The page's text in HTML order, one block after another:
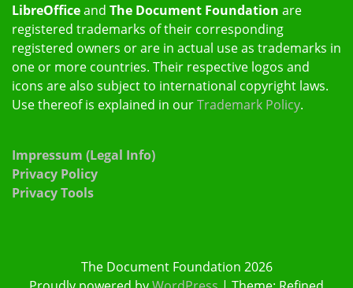
LibreOfficeand The Document Foundation are
registered trademarks of their corresponding
registered owners or are in actual use as trademarks in
one or more countries. Their respective logos and
icons are also subject to international copyright laws.
Use thereof is explained in ourTrademark Policy.
Impressum (Legal Info)
Privacy Policy
Privacy Tools
The Document Foundation 2026